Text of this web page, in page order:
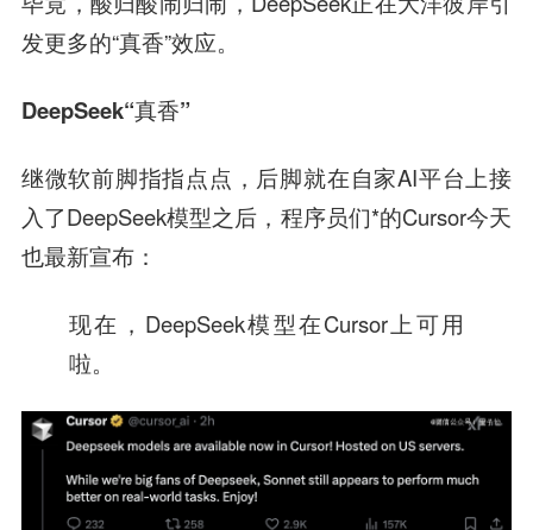
发更多的“真香”效应。
DeepSeek“真香”
继微软前脚指指点点，后脚就在自家AI平台上接
入了DeepSeek模型之后，程序员们*的Cursor今天
也最新宣布：
现在，DeepSeek模型在Cursor上可用
啦。